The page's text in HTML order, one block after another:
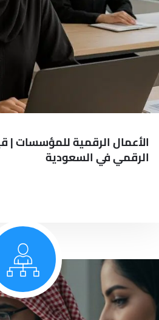
الأعمال الرقمية للمؤسسات |
الرقمي في السعودية